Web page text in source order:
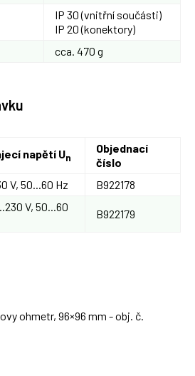
IP 30 (vnitřní součásti)
IP 20 (konektory)
cca. 470 g
napětí Un
Objednací
číslo
V, 50...60 Hz
B922178
V, 50...60
B922179
ohmetr, 96×96 mm - obj. č.